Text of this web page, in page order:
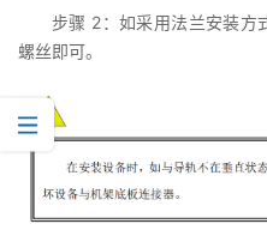
步骤 2：如采用法兰安装方
螺丝即可。